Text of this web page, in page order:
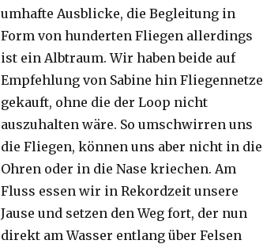
umhafte Ausblicke, die Begleitung in
Form von hunderten Fliegen allerdings
ist ein Albtraum. Wir haben beide auf
Empfehlung von Sabine hin Fliegennetze
gekauft, ohne die der Loop nicht
auszuhalten wäre. So umschwirren uns
die Fliegen, können uns aber nicht in die
Ohren oder in die Nase kriechen. Am
Fluss essen wir in Rekordzeit unsere
Jause und setzen den Weg fort, der nun
direkt am Wasser entlang über Felsen